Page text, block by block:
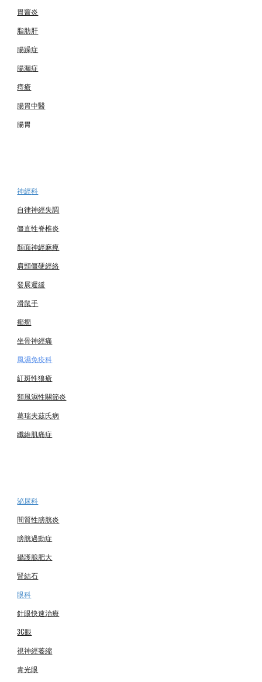
胃竇炎
脂肪肝
腸躁症
腸漏症
痔瘡
腸胃中醫
腸胃
神經科
自律神經失調
僵直性脊椎炎
顏面神經麻痺
肩頸僵硬經絡
發展遲緩
滑鼠手
癲癇
坐骨神經痛
風濕免疫科
紅斑性狼瘡
類風濕性關節炎
葛瑞夫茲氏病
纖維肌痛症
泌尿科
間質性膀胱炎
膀胱過動症
攝護腺肥大
腎結石
眼科
針眼快速治療
3C眼
視神經萎縮
青光眼